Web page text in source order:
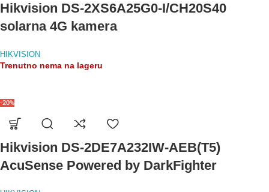
Hikvision DS-2XS6A25G0-I/CH20S40
solarna 4G kamera
HIKVISION
Trenutno nema na lageru
-20%
Hikvision DS-2DE7A232IW-AEB(T5)
AcuSense Powered by DarkFighter